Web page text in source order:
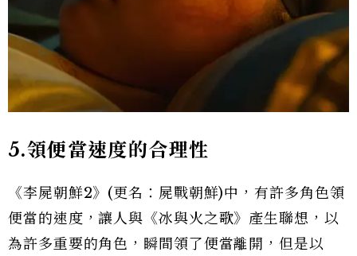
5.領便當速度的合理性
《李屍朝鮮2》(更名：屍戰朝鮮)中，有許多角色領
便當的速度，讓人與《冰與火之歌》產生聯想，以
為許多重要的角色，瞬間領了便當離開，但是以